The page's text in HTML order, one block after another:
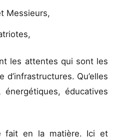
Messieurs,
les attentes qui sont les
d’infrastructures. Qu’elles
énergétiques, éducatives
fait en la matière. Ici et